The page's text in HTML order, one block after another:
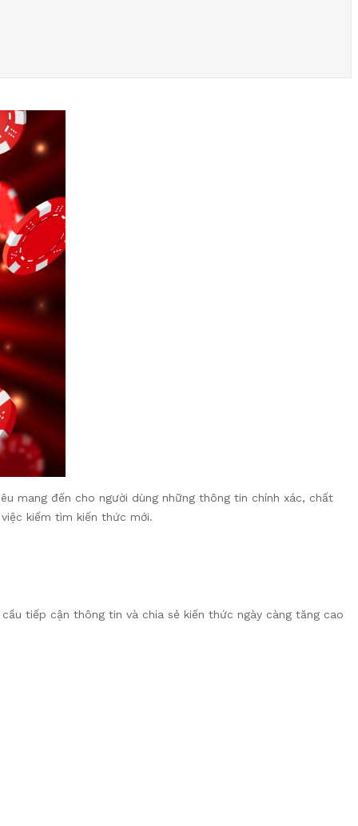
mang đến cho người dùng những thông tin chính xác, chất
kiếm tìm kiến thức mới.
tiếp cận thông tin và chia sẻ kiến thức ngày càng tăng cao